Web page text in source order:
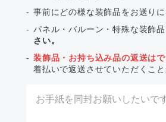
事前にどの様な装飾品をお送り
パネル・バルーン・特殊な装飾
さい。
装飾品・お持ち込み品の返送はで
着払いで返送させていただくこと